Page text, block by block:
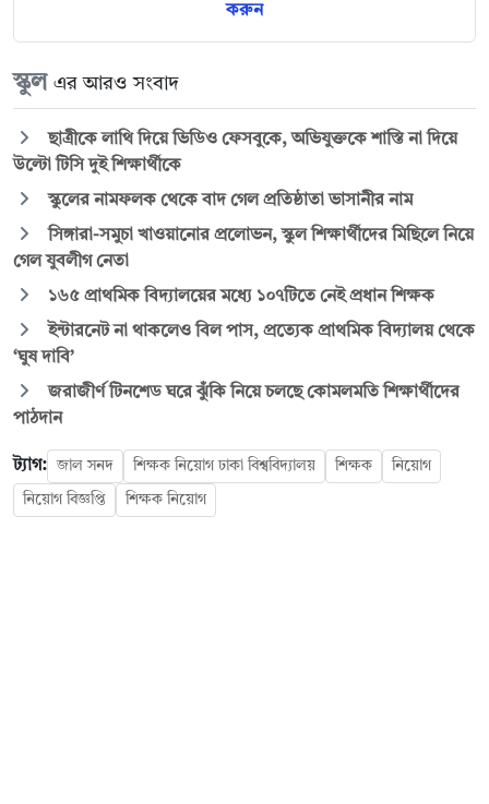
করুন
স্কুল এর আরও সংবাদ
ছাত্রীকে লাথি দিয়ে ভিডিও ফেসবুকে, অভিযুক্তকে শাস্তি না দিয়ে
উল্টো টিসি দুই শিক্ষার্থীকে
স্কুলের নামফলক থেকে বাদ গেল প্রতিষ্ঠাতা ভাসানীর নাম
সিঙ্গারা-সমুচা খাওয়ানোর প্রলোভন, স্কুল শিক্ষার্থীদের মিছিলে নিয়ে
গেল যুবলীগ নেতা
১৬৫ প্রাথমিক বিদ্যালয়ের মধ্যে ১০৭টিতে নেই প্রধান শিক্ষক
ইন্টারনেট না থাকলেও বিল পাস, প্রত্যেক প্রাথমিক বিদ্যালয় থেকে
‘ঘুষ দাবি’
জরাজীর্ণ টিনশেড ঘরে ঝুঁকি নিয়ে চলছে কোমলমতি শিক্ষার্থীদের
পাঠদান
ট্যাগ: জাল সনদ শিক্ষক নিয়োগ ঢাকা বিশ্ববিদ্যালয় শিক্ষক নিয়োগ
নিয়োগ বিজ্ঞপ্তি শিক্ষক নিয়োগ